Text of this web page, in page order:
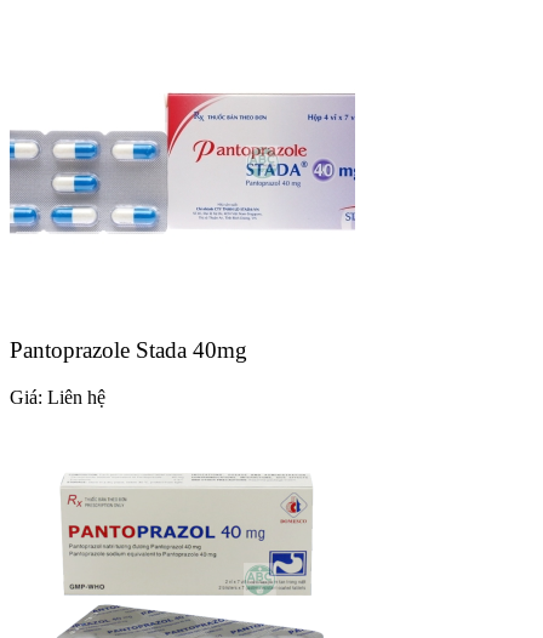
Pantoprazole Stada 40mg
Giá: Liên hệ